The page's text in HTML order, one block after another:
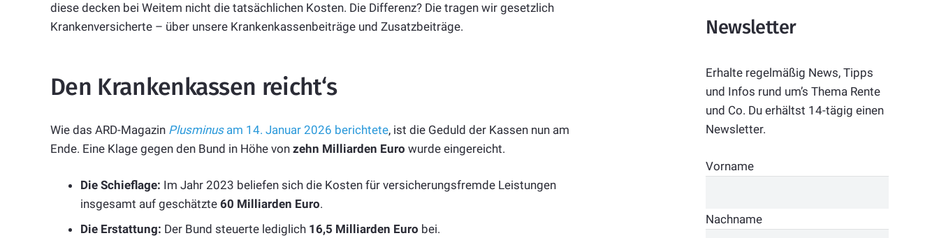
diese decken bei Weitem nicht die tatsächlichen Kosten. Die Differenz? Die tragen wir gesetzlich
Krankenversicherte – über unsere Krankenkassenbeiträge und Zusatzbeiträge.
Den Krankenkassen reicht‘s
Wie das ARD-Magazin Plusminusam 14. Januar 2026 berichtete, ist die Geduld der Kassen nun am
Ende. Eine Klage gegen den Bund in Höhe von zehn Milliarden Euro wurde eingereicht.
Die Schieflage: Im Jahr 2023 beliefen sich die Kosten für versicherungsfremde Leistungen
insgesamt auf geschätzte 60 Milliarden Euro.
Die Erstattung: Der Bund steuerte lediglich 16,5 Milliarden Euro bei.
Newsletter
Erhalte regelmäßig News, Tipps
und Infos rund um’s Thema Rente
und Co. Du erhältst 14-tägig einen
Newsletter.
Vorname
Nachname